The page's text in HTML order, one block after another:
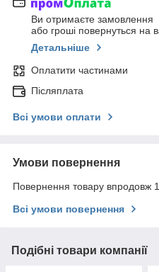
Ви отримаєте замовлення
або гроші повернуться на
Детальніше
Оплатити частинами
Післяплата
Всі умови оплати
Умови повернення
Повернення товару впродовж
Всі умови повернення
Подібні товари компанії